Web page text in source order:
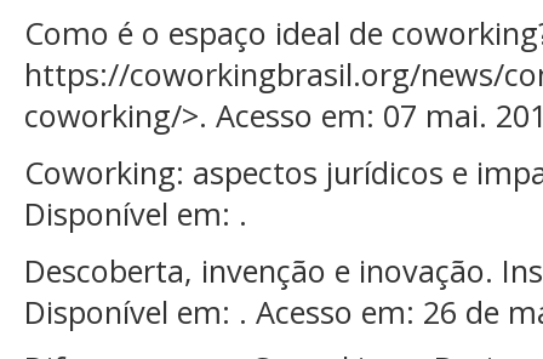
Como é o espaço ideal de
https://coworkingbrasil.org/news/
coworking/>. Acesso em: 07 mai.
Coworking: aspectos jurídicos e
Disponível em: .
Descoberta, invenção e inovação.
Disponível em: . Acesso em: 26 de